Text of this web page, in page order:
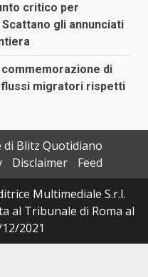
critico per
Scattano gli annunciati
di
flussi migratori rispetti
di Blitz Quotidiano
Disclaimer
Feed
Multimediale S.r.l.
al Tribunale di Roma al
2021